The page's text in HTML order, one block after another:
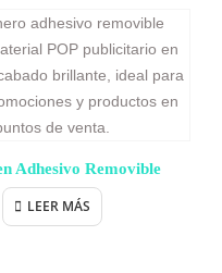
Adhesivo Removible
LEER MÁS